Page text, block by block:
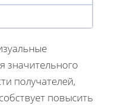
значительного
получателей,
повысить